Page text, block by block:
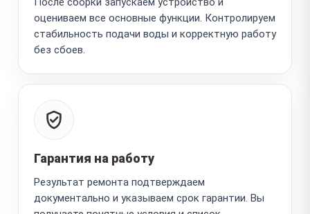
оцениваем все основные функции. Контролируем
стабильность подачи воды и корректную работу
без сбоев.
Гарантия на работу
Результат ремонта подтверждаем
документально и указываем срок гарантии. Вы